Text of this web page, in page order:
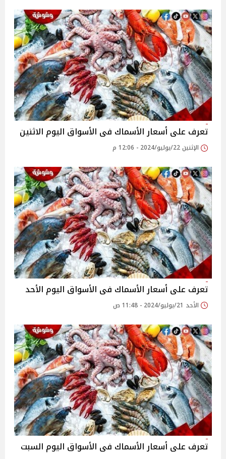
تعرف على أسعار الأسماك فى الأسواق اليوم الاثنين
الإثنين 22/يوليو/2024 - 12:06 م
تعرف على أسعار الأسماك فى الأسواق اليوم الأحد
الأحد 21/يوليو/2024 - 11:48 ص
تعرف على أسعار الأسماك فى الأسواق اليوم السبت